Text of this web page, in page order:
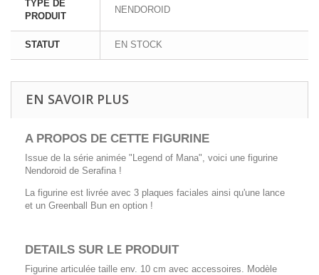
TYPE DE
PRODUIT
NENDOROID
STATUT EN STOCK
EN SAVOIR PLUS
A PROPOS DE CETTE FIGURINE
Issue de la série animée "Legend of Mana", voici une figurine
Nendoroid de Serafina !
La figurine est livrée avec 3 plaques faciales ainsi qu'une lance
et un Greenball Bun en option !
DETAILS SUR LE PRODUIT
Figurine articulée taille env. 10 cm avec accessoires. Modèle